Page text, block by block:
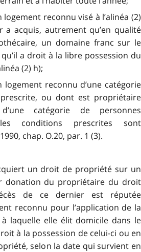
logement reconnu visé à l’alinéa (2)
a acquis, autrement qu’en qualité
un domaine franc sur le
a droit à la libre possession du
(2) h);
logement reconnu d’une catégorie
ou dont est propriétaire
catégorie de personnes
conditions prescrites sont
chap. O.20, par. 1 (3).
un droit de propriété sur un
donation du propriétaire du droit
de ce dernier est réputée
reconnu pour l’application de la
laquelle elle élit domicile dans le
à la possession de celui-ci ou en
selon la date qui survient en